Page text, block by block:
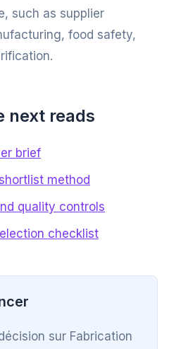
such as supplier
food safety,
next reads
brief
method
quality controls
checklist
sur Fabrication